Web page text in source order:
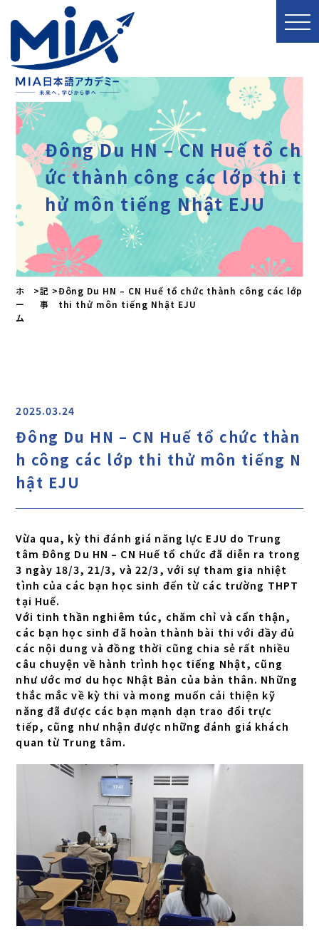
Đông Du HN – CN Huế tổ ch
ức thành công các lớp thi t
hử môn tiếng Nhật EJU
ホ
ー
ム
>記
事
>Đông Du HN – CN Huế tổ chức thành công các lớp
thi thử môn tiếng Nhật EJU
2025.03.24
Đông Du HN – CN Huế tổ chức thàn
h công các lớp thi thử môn tiếng N
hật EJU
Vừa qua, kỳ thi đánh giá năng lực EJU do Trung
tâm Đông Du HN – CN Huế tổ chức đã diễn ra trong
3 ngày 18/3, 21/3, và 22/3, với sự tham gia nhiệt
tình của các bạn học sinh đến từ các trường THPT
tại Huế.
Với tinh thần nghiêm túc, chăm chỉ và cẩn thận,
các bạn học sinh đã hoàn thành bài thi với đầy đủ
các nội dung và đồng thời cũng chia sẻ rất nhiều
câu chuyện về hành trình học tiếng Nhật, cũng
như ước mơ du học Nhật Bản của bản thân. Những
thắc mắc về kỳ thi và mong muốn cải thiện kỹ
năng đã được các bạn mạnh dạn trao đổi trực
tiếp, cũng như nhận được những đánh giá khách
quan từ Trung tâm.